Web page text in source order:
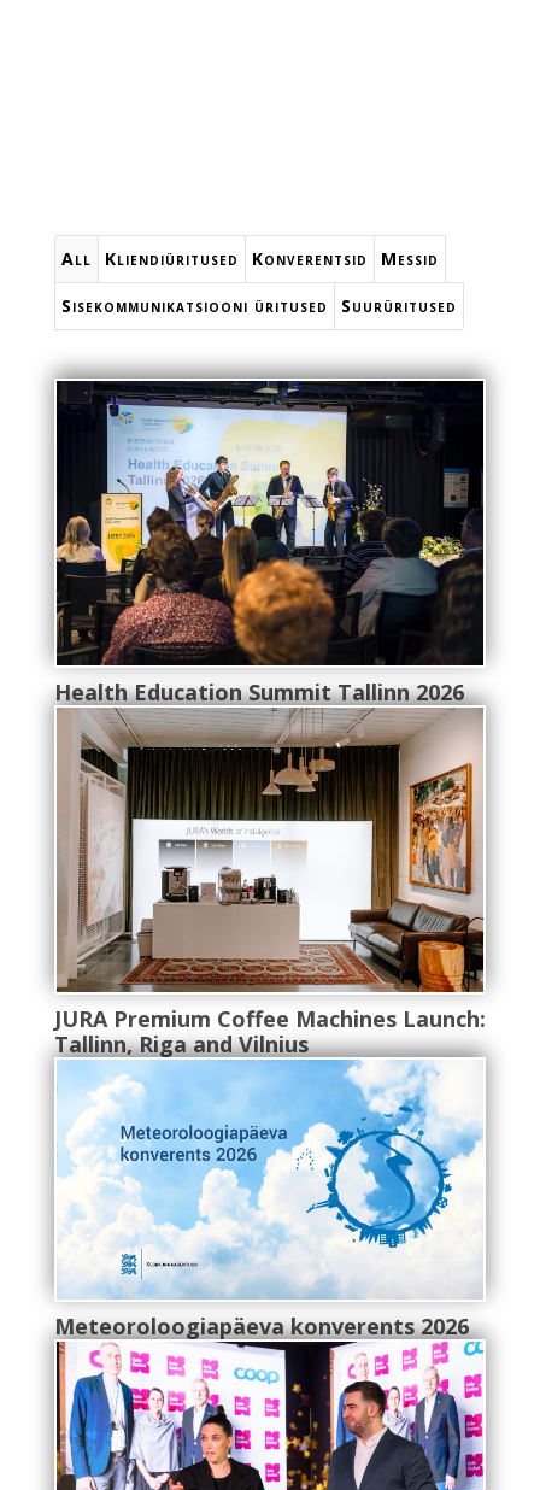
All Kliendiüritused Konverentsid Messid
Sisekommunikatsiooni üritused Suurüritused
Health Education Summit Tallinn 2026
JURA Premium Coffee Machines Launch:
Tallinn, Riga and Vilnius
Meteoroloogiapäeva konverents 2026